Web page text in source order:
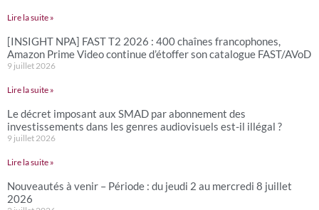
Lire la suite »
[INSIGHT NPA] FAST T2 2026 : 400 chaînes francophones,
Amazon Prime Video continue d’étoffer son catalogue FAST/AVoD
9 juillet 2026
Lire la suite »
Le décret imposant aux SMAD par abonnement des
investissements dans les genres audiovisuels est-il illégal ?
9 juillet 2026
Lire la suite »
Nouveautés à venir – Période : du jeudi 2 au mercredi 8 juillet
2026